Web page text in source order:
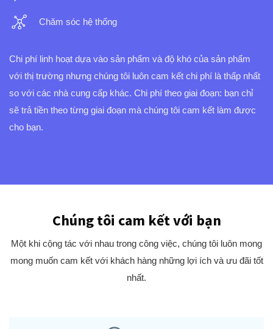
Chăm sóc hệ thống
Chi phí linh hoạt dựa vào sản phẩm và độ khó của sản phẩm
với thị trường nhưng chúng tôi luôn cam kết chi phí là thấp nhất
so với các nhà cung cấp khác. Chi phí theo giai đoạn: bạn chỉ
sẽ trả tiền theo từng giai đoạn mà chúng tôi cam kết làm được
cho bạn.
Chúng tôi cam kết với bạn
Một khi cộng tác với nhau trong công việc, chúng tôi luôn mong
mong muốn cam kết với khách hàng những lợi ích và ưu đãi tốt
nhất.